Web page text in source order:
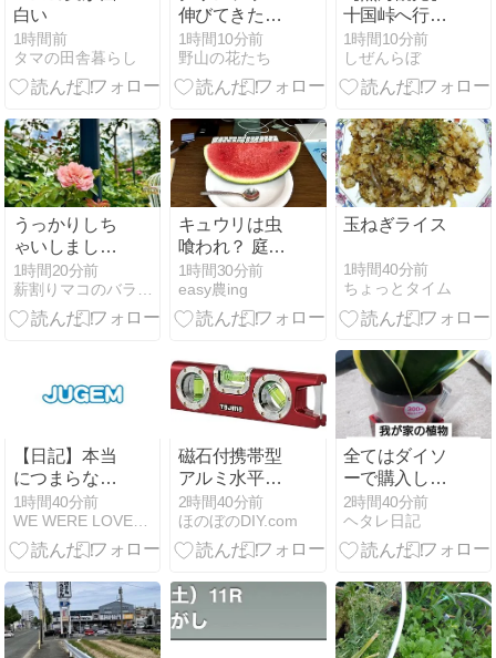
白い
1時間前
タマの田舎暮らし
伸びてきたば
かりの花茎に
咲く
1時間10分前
野山の花たち
十国峠へ行く
なら「絶景富
士山乗車券」
がお得！來宮
便利な周遊チ
ケット
1時間10分前
しぜんらぼ
うっかりしち
ゃいしました
(⌒-⌒; )と、そ
ろそろ薬剤散
布しなきゃ
1時間20分前
キュウリは虫
喰われ？ 庭の
草 買ってきた
スイカ
1時間30分前
easy農ing
玉ねぎライス
1時間40分前
ちょっとタイム
【日記】本当
につまらない
日記
2026/08/08
1時間40分前
WE WERE LOVERS。
磁石付携帯型
アルミ水平器
ML-160を徹底
ガイド
2時間40分前
ほのぼのDIY.com
全てはダイソ
ーで購入し
た、この二人
のサンセベリ
アから始まり
植物を保護す
る毎日の、前
日譚です🌳
2時間40分前
ヘタレ日記